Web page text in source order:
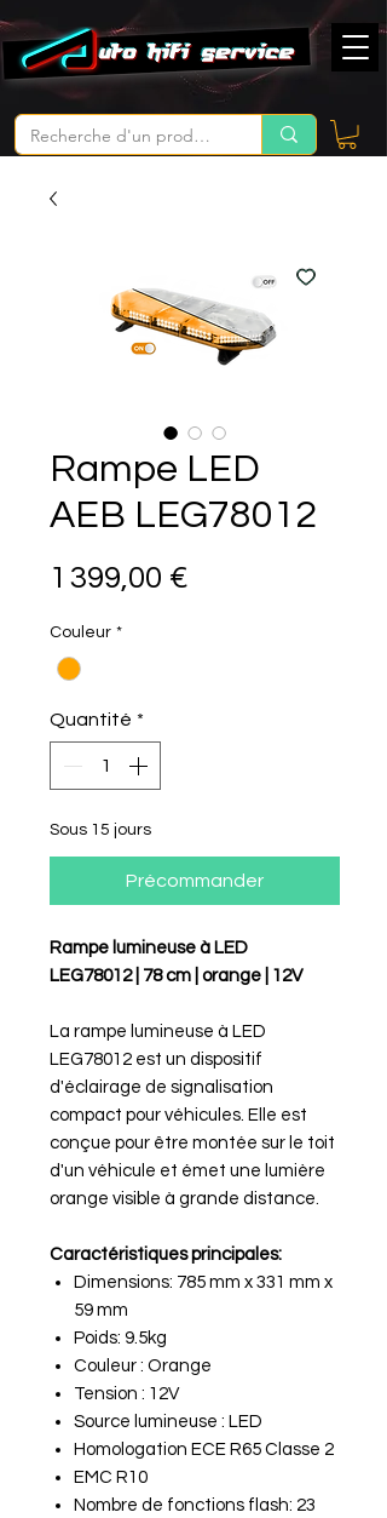
Rampe LED
AEB LEG78012
1 399,00 €
Couleur *
Quantité *
Sous 15 jours
Précommander
Rampe lumineuse à LED
LEG78012 | 78 cm | orange | 12V
La rampe lumineuse à LED
LEG78012 est un dispositif
d'éclairage de signalisation
compact pour véhicules. Elle est
conçue pour être montée sur le toit
d'un véhicule et émet une lumière
orange visible à grande distance.
Caractéristiques principales:
Dimensions: 785 mm x 331 mm x
59 mm
Poids: 9.5kg
Couleur : Orange
Tension : 12V
Source lumineuse : LED
Homologation ECE R65 Classe 2
EMC R10
Nombre de fonctions flash: 23